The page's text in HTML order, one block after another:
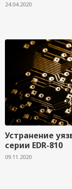
24.04.2020
Устранение
серии EDR-810
09.11.2020